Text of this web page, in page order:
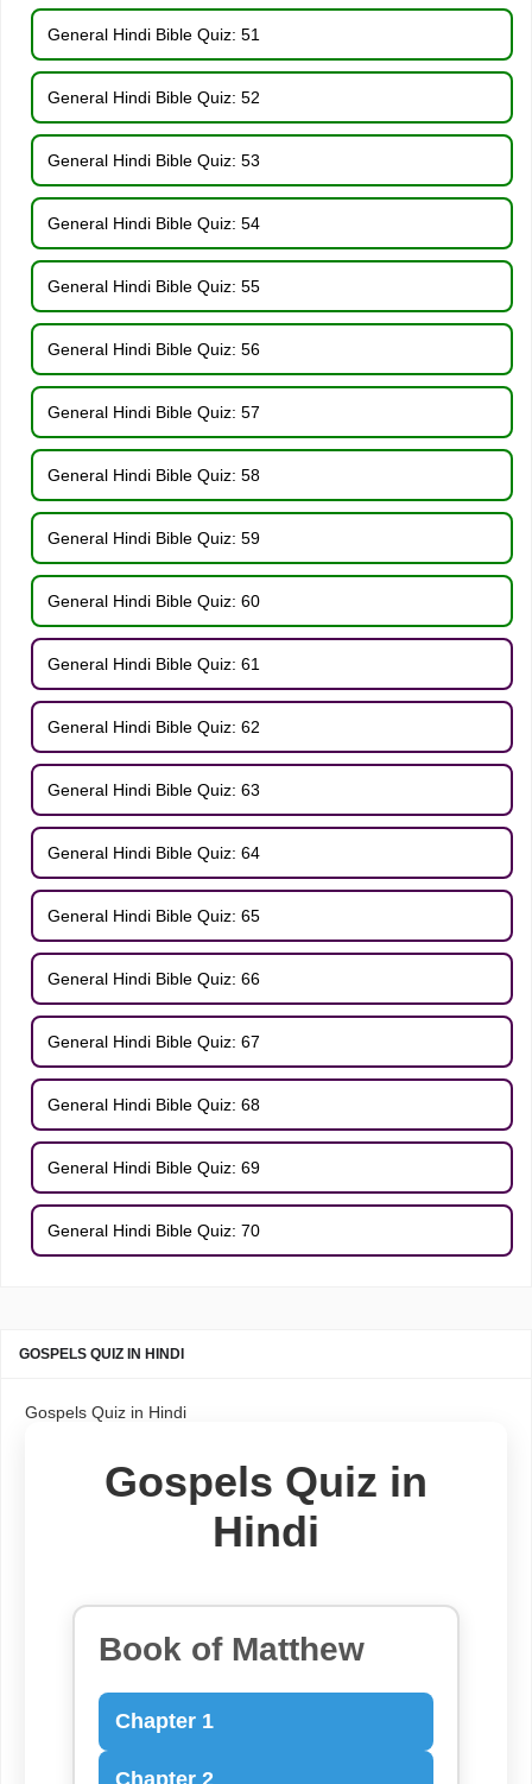
General Hindi Bible Quiz: 51
General Hindi Bible Quiz: 52
General Hindi Bible Quiz: 53
General Hindi Bible Quiz: 54
General Hindi Bible Quiz: 55
General Hindi Bible Quiz: 56
General Hindi Bible Quiz: 57
General Hindi Bible Quiz: 58
General Hindi Bible Quiz: 59
General Hindi Bible Quiz: 60
General Hindi Bible Quiz: 61
General Hindi Bible Quiz: 62
General Hindi Bible Quiz: 63
General Hindi Bible Quiz: 64
General Hindi Bible Quiz: 65
General Hindi Bible Quiz: 66
General Hindi Bible Quiz: 67
General Hindi Bible Quiz: 68
General Hindi Bible Quiz: 69
General Hindi Bible Quiz: 70
GOSPELS QUIZ IN HINDI
Gospels Quiz in Hindi
Gospels Quiz in
Hindi
Book of Matthew
Chapter 1
Chapter 2